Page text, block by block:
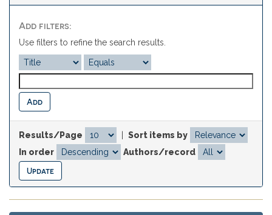
Add filters:
Use filters to refine the search results.
Results/Page
Sort items by
In order
Authors/record